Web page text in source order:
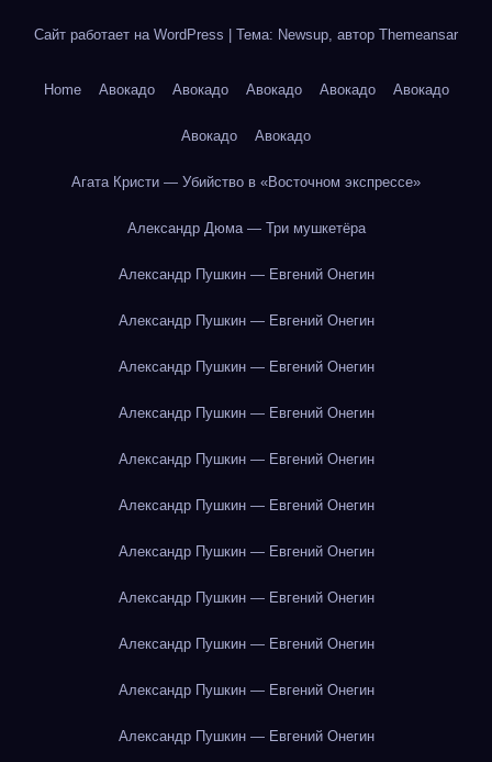
Сайт работает на WordPress Тема: Newsup, автор Themeansar
Home Авокадо Авокадо Авокадо Авокадо Авокадо
Авокадо Авокадо
Агата Кристи — Убийство в «Восточном экспрессе»
Александр Дюма — Три мушкетёра
Александр Пушкин — Евгений Онегин
Александр Пушкин — Евгений Онегин
Александр Пушкин — Евгений Онегин
Александр Пушкин — Евгений Онегин
Александр Пушкин — Евгений Онегин
Александр Пушкин — Евгений Онегин
Александр Пушкин — Евгений Онегин
Александр Пушкин — Евгений Онегин
Александр Пушкин — Евгений Онегин
Александр Пушкин — Евгений Онегин
Александр Пушкин — Евгений Онегин